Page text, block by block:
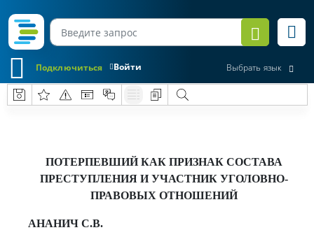
Войти
Подключиться Выбрать язык
ПОТЕРПЕВШИЙ КАК ПРИЗНАК СОСТАВА
ПРЕСТУПЛЕНИЯ И УЧАСТНИК УГОЛОВНО-
ПРАВОВЫХ ОТНОШЕНИЙ
АНАНИЧ С.В.